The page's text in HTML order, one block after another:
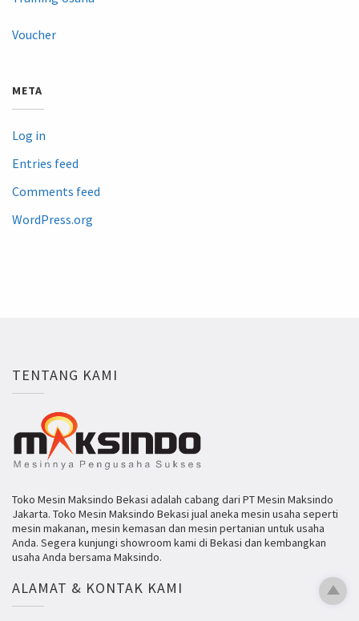
Voucher
META
Log in
Entries feed
Comments feed
WordPress.org
TENTANG KAMI
Toko Mesin Maksindo Bekasi adalah cabang dari PT Mesin Maksindo
Jakarta. Toko Mesin Maksindo Bekasi jual aneka mesin usaha seperti
mesin makanan, mesin kemasan dan mesin pertanian untuk usaha
Anda. Segera kunjungi showroom kami di Bekasi dan kembangkan
usaha Anda bersama Maksindo.
ALAMAT & KONTAK KAMI